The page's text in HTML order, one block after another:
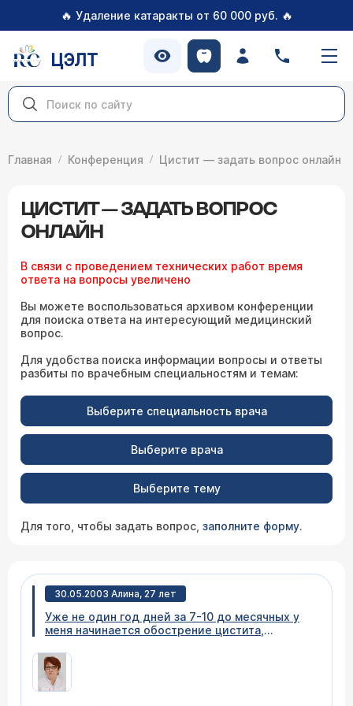
🔥 Удаление катаракты от 60 000 руб. 🔥
ЦЭЛТ
Главная Конференция Цистит — задать вопрос онлайн
ЦИСТИТ — ЗАДАТЬ ВОПРОС
ОНЛАЙН
В связи с проведением технических работ время
ответа на вопросы увеличено
Вы можете воспользоваться архивом конференции
для поиска ответа на интересующий медицинский
вопрос.
Для удобства поиска информации вопросы и ответы
разбиты по врачебным специальностям и темам:
Выберите специальность врача
Выберите врача
Выберите тему
Для того, чтобы задать вопрос, заполните форму.
30.05.2003 Алина, 27 лет
Уже не один год дней за 7-10 до месячных у
меня начинается обострение цистита,
желудка слабое жжение, во рту противный
привкус (примерно как при изжоге). Еще
ближе к месячным за 1-2 дня сильно болит